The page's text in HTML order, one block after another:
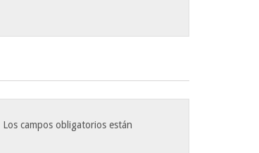
Los campos obligatorios están